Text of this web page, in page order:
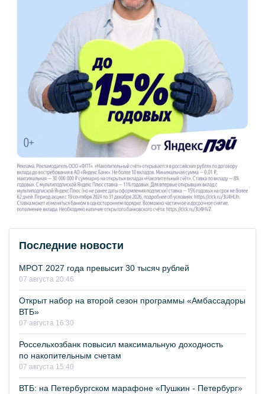
Последние новости
МРОТ 2027 года превысит 30 тысяч рублей
07 августа 20:46
Открыт набор на второй сезон программы «Амбассадоры
ВТБ»
07 августа 16:30
Россельхозбанк повысил максимальную доходность
по накопительным счетам
07 августа 15:40
ВТБ: на Петербургском марафоне «Пушкин - Петербург»